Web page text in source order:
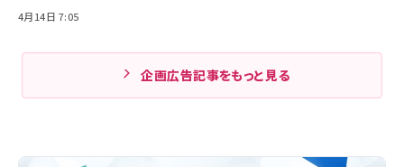
4月14日 7:05
企画広告記事をもっと見る